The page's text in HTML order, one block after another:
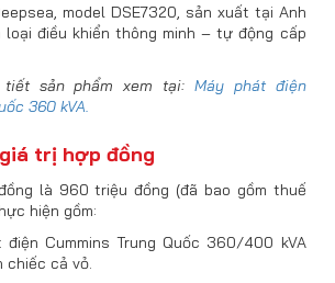
model DSE7320, sản xuất tại Anh
loại điều khiển thông minh – tự động cấp
sản phẩm xem tại: Máy phát điện
360 kVA.
trị hợp đồng
là 960 triệu đồng (đã bao gồm thuế
hiện gồm:
Cummins Trung Quốc 360/400 kVA
chiếc cả vỏ.